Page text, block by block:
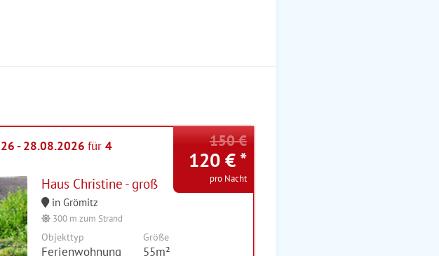
- 28.08.2026 für 4
Haus Christine - groß
in Grömitz
300 m zum Strand
Objekttyp
Ferienwohnung
Größe
55m²
150 €
120 € *
pro Nacht